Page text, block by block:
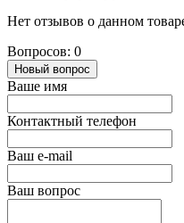
Нет отзывов о данном
Вопросов: 0
Новый вопрос
Ваше имя
Контактный телефон
Ваш e-mail
Ваш вопрос